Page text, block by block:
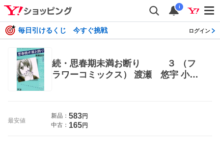
i
毎日引けるくじ 今すぐ挑戦 ログイン
続・思春期未満お断り ３ （フ
ラワーコミックス） 渡瀬 悠宇 小学
最安値
新品： 583円
中古： 165円